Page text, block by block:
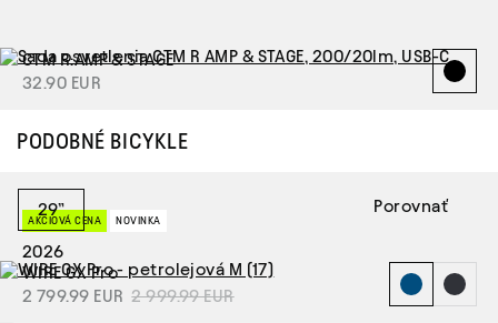
CTM R:AMP & STAGE
32.90 EUR
PODOBNÉ BICYKLE
29” Porovnať
AKCIOVÁ CENA NOVINKA
2026
WIRE GX Pro
2 799.99 EUR2 999.99 EUR